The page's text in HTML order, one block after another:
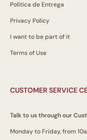
Política de Entrega
Privacy Policy
I want to be part of it
Terms of Use
CUSTOMER SERVICE
Talk to us through our
Monday to Friday, from